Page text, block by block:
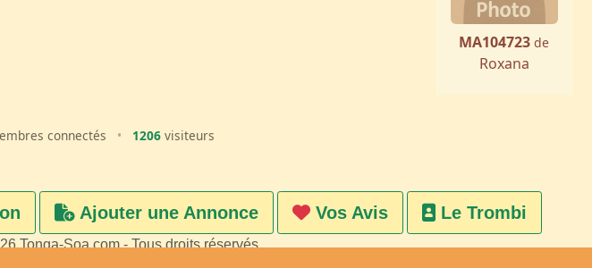
MA104723 de
Roxana
connectés • 1206 visiteurs
Ajouter une Annonce Vos Avis Le Trombi
Tonga-Soa.com - Tous droits réservés